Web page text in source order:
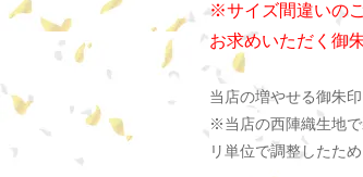
※サイズ間違いの
お求めいただく御
当店の増やせる御朱
※当店の西陣織生地
リ単位で調整したた